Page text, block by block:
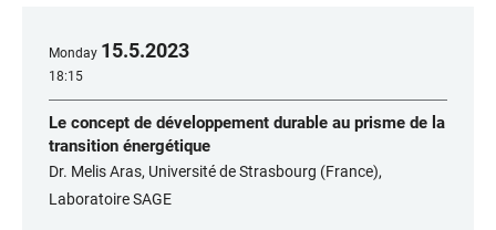
Monday 15.5.2023
18:15
Le concept de développement durable au prisme de la
transition énergétique
Dr. Melis Aras, Université de Strasbourg (France),
Laboratoire SAGE